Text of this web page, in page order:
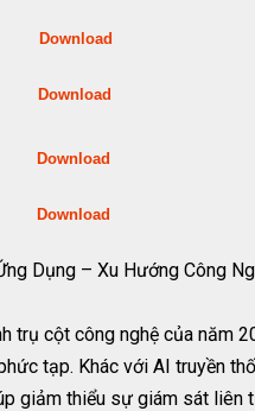
Download
Download
Download
Download
Dụng – Xu Hướng Công
trụ cột công nghệ của năm
tạp. Khác với AI truyền
giảm thiểu sự giám sát liên